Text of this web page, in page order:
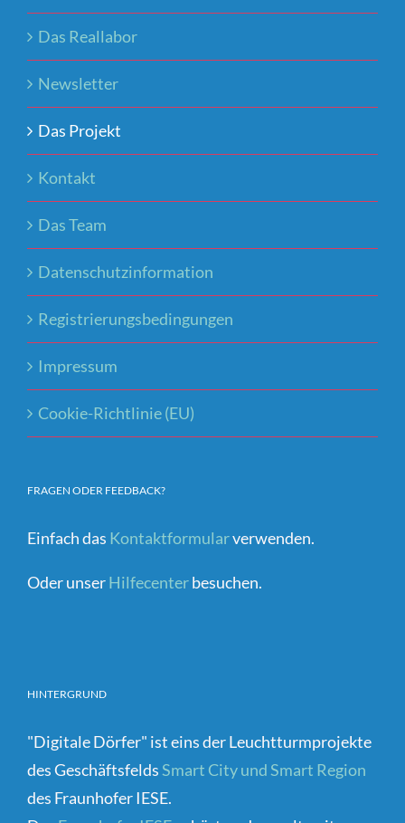
Das Reallabor
Newsletter
Das Projekt
Kontakt
Das Team
Datenschutzinformation
Registrierungsbedingungen
Impressum
Cookie-Richtlinie (EU)
FRAGEN ODER FEEDBACK?
Einfach das Kontaktformularverwenden.
Oder unserHilfecenterbesuchen.
HINTERGRUND
"Digitale Dörfer" ist eins der Leuchtturmprojekte
des GeschäftsfeldsSmart City und Smart Region
des Fraunhofer IESE.